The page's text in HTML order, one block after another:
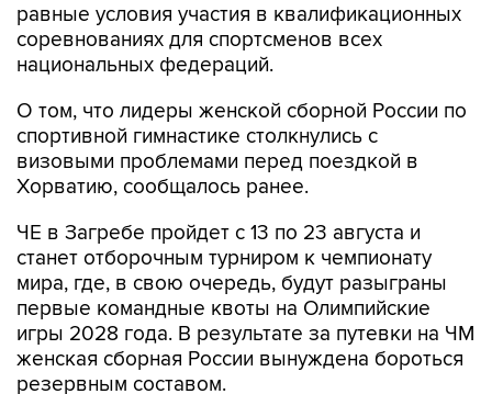
равные условия участия в квалификационных
соревнованиях для спортсменов всех
национальных федераций.
О том, что лидеры женской сборной России по
спортивной гимнастике столкнулись с
визовыми проблемами перед поездкой в
Хорватию, сообщалось ранее.
ЧЕ в Загребе пройдет с 13 по 23 августа и
станет отборочным турниром к чемпионату
мира, где, в свою очередь, будут разыграны
первые командные квоты на Олимпийские
игры 2028 года. В результате за путевки на ЧМ
женская сборная России вынуждена бороться
резервным составом.